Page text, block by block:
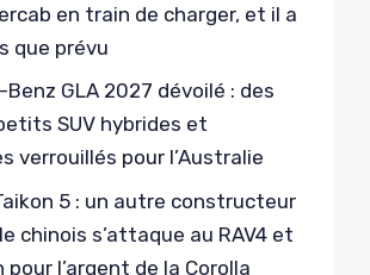
en train de charger, et il a
que prévu
GLA 2027 dévoilé : des
SUV hybrides et
verrouillés pour l’Australie
5 : un autre constructeur
chinois s’attaque au RAV4 et
pour l’argent de la Corolla